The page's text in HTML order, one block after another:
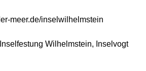
meer.de/inselwilhelmstein
Wilhelmstein, Inselvogt